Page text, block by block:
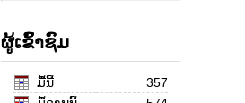
ຜູ້ເຂົ້າຊົມ
ມື້ນີ້
357